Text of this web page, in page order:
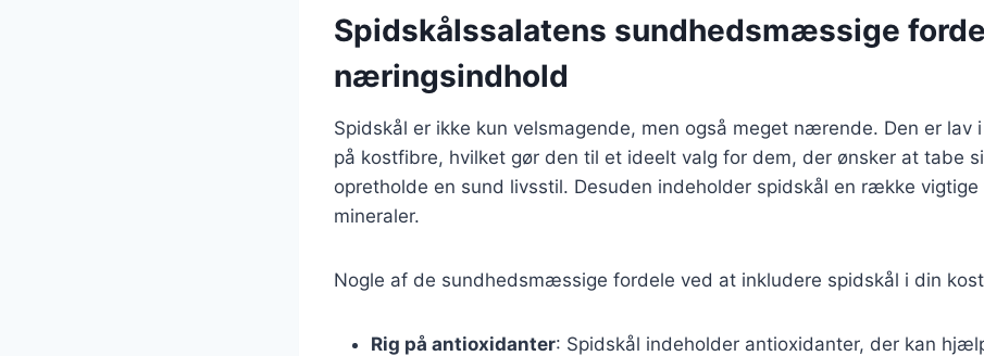
Spidskålssalatens sundhedsmæssige
næringsindhold
Spidskål er ikke kun velsmagende, men også meget nærende. Den er lav
på kostfibre, hvilket gør den til et ideelt valg for dem, der ønsker at tabe
opretholde en sund livsstil. Desuden indeholder spidskål en række vigtige
mineraler.
Nogle af de sundhedsmæssige fordele ved at inkludere spidskål i din
Rig på antioxidanter: Spidskål indeholder antioxidanter, der kan